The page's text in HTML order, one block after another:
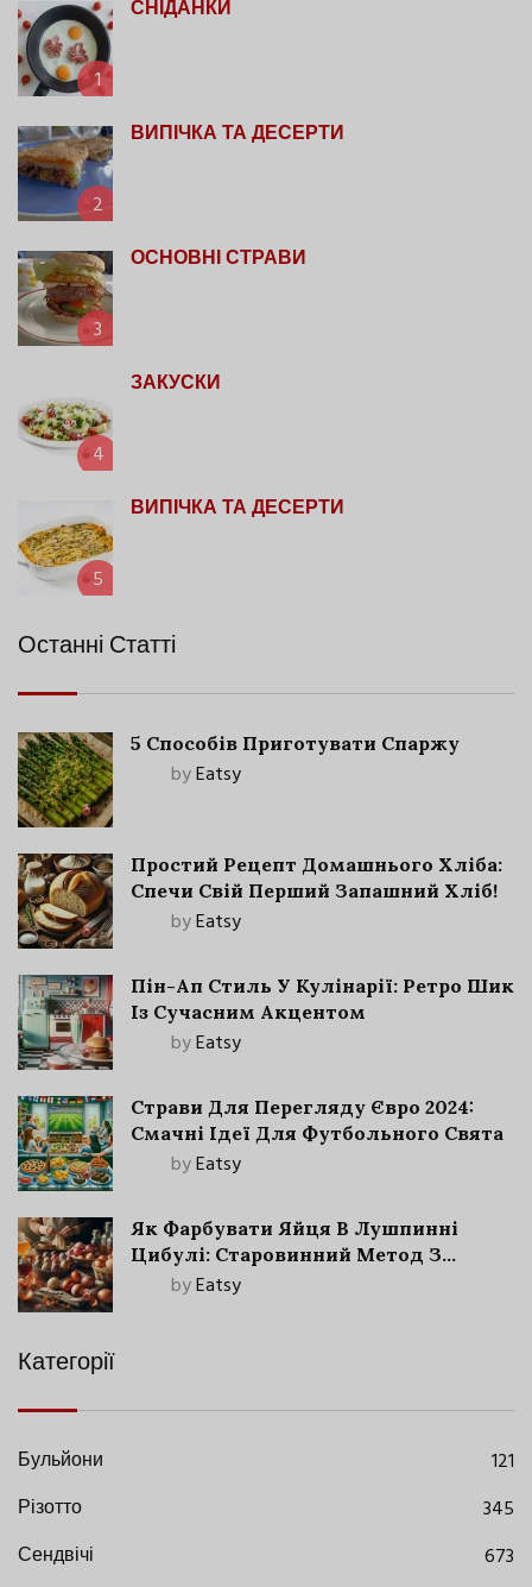
1
СНІДАНКИ
2
ВИПІЧКА ТА ДЕСЕРТИ
3
ОСНОВНІ СТРАВИ
4
ЗАКУСКИ
5
ВИПІЧКА ТА ДЕСЕРТИ
Останні Статті
5 Способів Приготувати Спаржу
byEatsy
Простий Рецепт Домашнього Хліба:
Спечи Свій Перший Запашний Хліб!
byEatsy
Пін-Ап Стиль У Кулінарії: Ретро Шик
Із Сучасним Акцентом
byEatsy
Страви Для Перегляду Євро 2024:
Смачні Ідеї Для Футбольного Свята
byEatsy
Як Фарбувати Яйця В Лушпинні
Цибулі: Старовинний Метод З
Сучасними Нюансами
byEatsy
Категорії
Бульйони
121
Різотто
345
Сендвічі
673